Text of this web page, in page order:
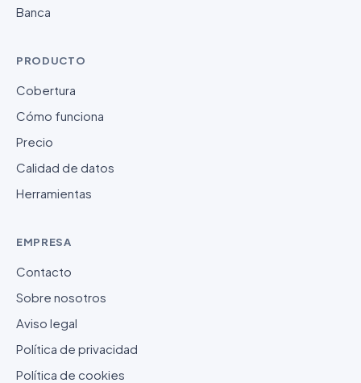
Banca
PRODUCTO
Cobertura
Cómo funciona
Precio
Calidad de datos
Herramientas
EMPRESA
Contacto
Sobre nosotros
Aviso legal
Política de privacidad
Política de cookies